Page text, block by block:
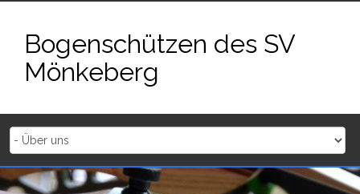
springenBogenschützen des SV
Mönkeberg